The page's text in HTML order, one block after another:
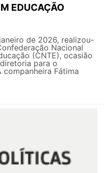
EDUCAÇÃO
de 2026, realizou-
Nacional
(CNTE), ocasião
para o
Fátima